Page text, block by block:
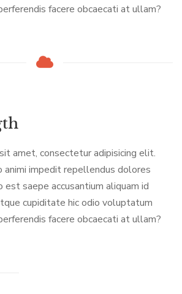
facere obcaecati at ullam?
amet, consectetur adipisicing elit.
animi impedit repellendus dolores
est saepe accusantium aliquam id
cupiditate hic odio voluptatum
facere obcaecati at ullam?